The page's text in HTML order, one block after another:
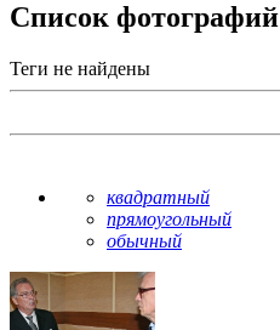
Список фотографий
Теги не найдены
квадратный
прямоугольный
обычный